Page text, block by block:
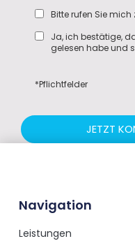
Bitte rufen Sie mich
Ja, ich bestätige,
gelesen habe und
*Pflichtfelder
Navigation
Leistungen